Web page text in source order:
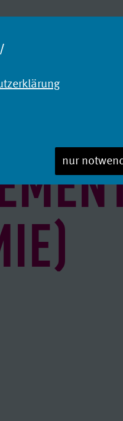
Studienangebot
nur